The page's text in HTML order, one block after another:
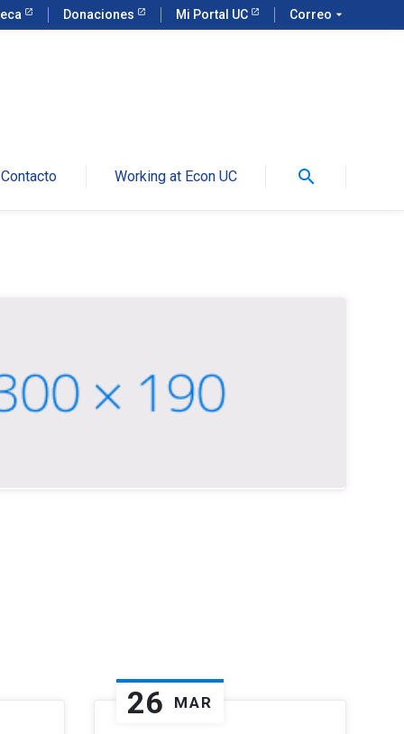
Donaciones Mi Portal UC Correo arrow_drop_down
Contacto Working at Econ UC search
26 MAR